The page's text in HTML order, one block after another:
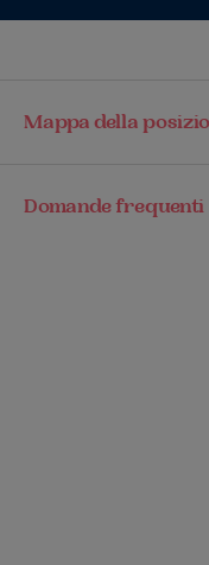
Mappa della
Domande frequenti